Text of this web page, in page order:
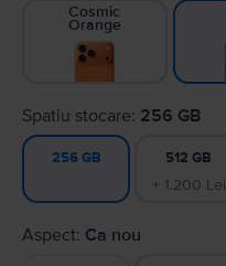
Cosmic
Orange
Spatiu stocare: 256 GB
256 GB 512 GB
+ 1.200 Lei
Aspect: Ca nou